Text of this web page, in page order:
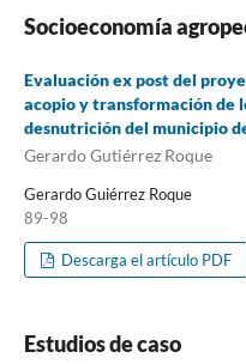
Socioeconomía
Evaluación ex post del
acopio y transformación de
desnutrición del municipio
Gerardo Gutiérrez Roque
Gerardo Guiérrez Roque
89-98
Descarga el artículo PDF
Estudios de caso